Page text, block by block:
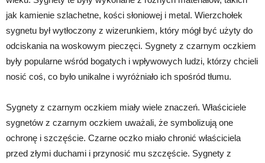
jak kamienie szlachetne, kości słoniowej i metal. Wierzchołek
sygnetu był wytłoczony z wizerunkiem, który mógł być użyty do
odciskania na woskowym pieczęci. Sygnety z czarnym oczkiem
były popularne wśród bogatych i wpływowych ludzi, którzy chcieli
nosić coś, co było unikalne i wyróżniało ich spośród tłumu.
Sygnety z czarnym oczkiem miały wiele znaczeń. Właściciele
sygnetów z czarnym oczkiem uważali, że symbolizują one
ochronę i szczęście. Czarne oczko miało chronić właściciela
przed złymi duchami i przynosić mu szczęście. Sygnety z